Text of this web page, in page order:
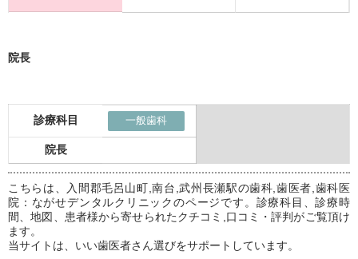
院長
診療科目 一般歯科
院長
こちらは、入間郡毛呂山町,南台,武州長瀬駅の歯科,歯医者,歯科医
院：ながせデンタルクリニックのページです。診療科目、診療時
間、地図、患者様から寄せられたクチコミ,口コミ・評判がご覧頂け
ます。
当サイトは、いい歯医者さん選びをサポートしています。